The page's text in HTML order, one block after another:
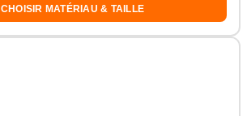
CHOISIR MATÉRIAU & TAILLE